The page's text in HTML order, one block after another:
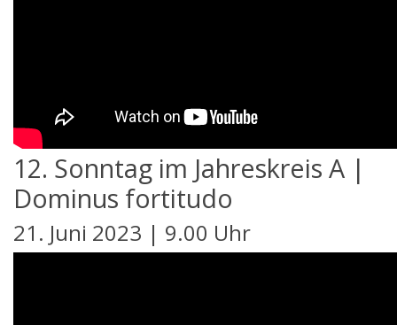
12. Sonntag im Jahreskreis A |
Dominus fortitudo
21. Juni 2023 | 9.00 Uhr